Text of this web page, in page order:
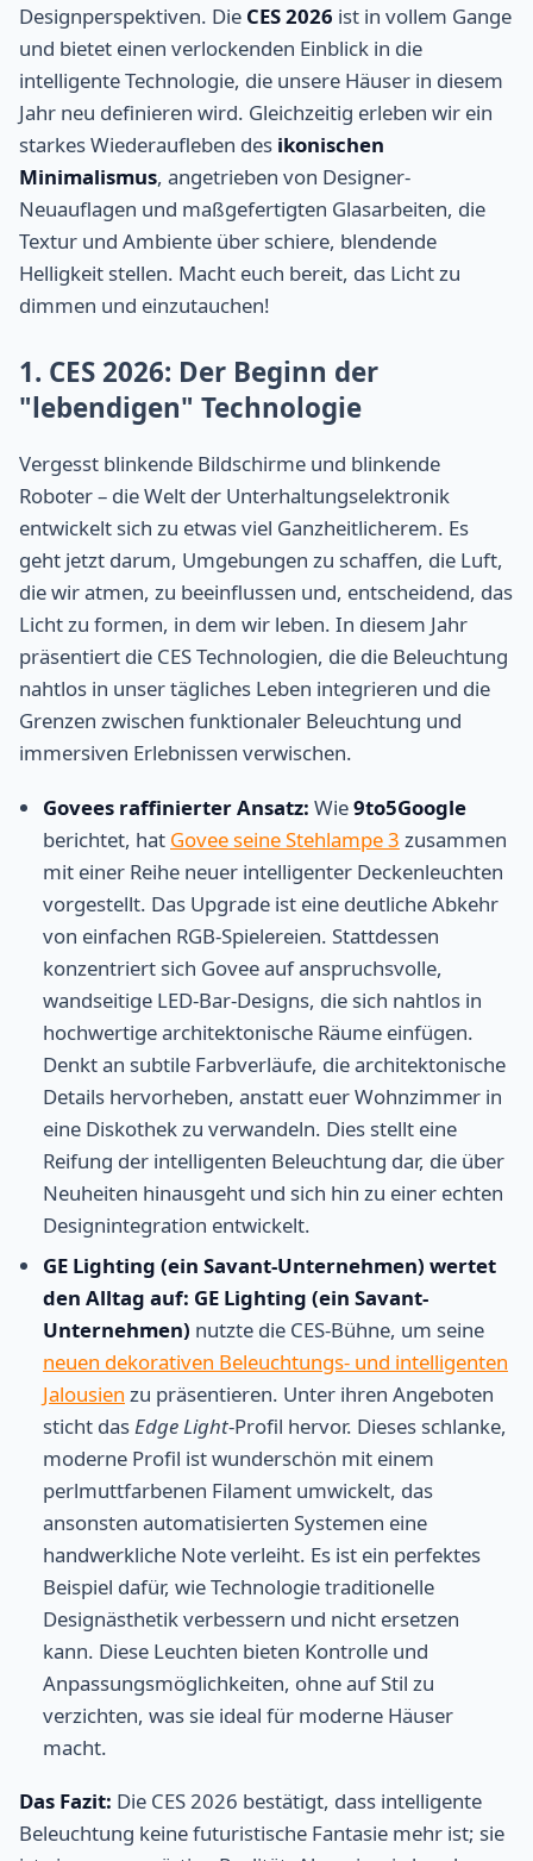
Designperspektiven. Die CES 2026 ist in vollem Gange
und bietet einen verlockenden Einblick in die
intelligente Technologie, die unsere Häuser in diesem
Jahr neu definieren wird. Gleichzeitig erleben wir ein
starkes Wiederaufleben des ikonischen
Minimalismus, angetrieben von Designer-
Neuauflagen und maßgefertigten Glasarbeiten, die
Textur und Ambiente über schiere, blendende
Helligkeit stellen. Macht euch bereit, das Licht zu
dimmen und einzutauchen!
1. CES 2026: Der Beginn der
"lebendigen" Technologie
Vergesst blinkende Bildschirme und blinkende
Roboter – die Welt der Unterhaltungselektronik
entwickelt sich zu etwas viel Ganzheitlicherem. Es
geht jetzt darum, Umgebungen zu schaffen, die Luft,
die wir atmen, zu beeinflussen und, entscheidend, das
Licht zu formen, in dem wir leben. In diesem Jahr
präsentiert die CES Technologien, die die Beleuchtung
nahtlos in unser tägliches Leben integrieren und die
Grenzen zwischen funktionaler Beleuchtung und
immersiven Erlebnissen verwischen.
Govees raffinierter Ansatz: Wie9to5Google
berichtet, hat Govee seine Stehlampe 3 zusammen
mit einer Reihe neuer intelligenter Deckenleuchten
vorgestellt. Das Upgrade ist eine deutliche Abkehr
von einfachen RGB-Spielereien. Stattdessen
konzentriert sich Govee auf anspruchsvolle,
wandseitige LED-Bar-Designs, die sich nahtlos in
hochwertige architektonische Räume einfügen.
Denkt an subtile Farbverläufe, die architektonische
Details hervorheben, anstatt euer Wohnzimmer in
eine Diskothek zu verwandeln. Dies stellt eine
Reifung der intelligenten Beleuchtung dar, die über
Neuheiten hinausgeht und sich hin zu einer echten
Designintegration entwickelt.
GE Lighting (ein Savant-Unternehmen) wertet
den Alltag auf: GE Lighting (ein Savant-
Unternehmen) nutzte die CES-Bühne, um seine
neuen dekorativen Beleuchtungs- und intelligenten
Jalousien zu präsentieren. Unter ihren Angeboten
sticht das Edge Light-Profil hervor. Dieses schlanke,
moderne Profil ist wunderschön mit einem
perlmuttfarbenen Filament umwickelt, das
ansonsten automatisierten Systemen eine
handwerkliche Note verleiht. Es ist ein perfektes
Beispiel dafür, wie Technologie traditionelle
Designästhetik verbessern und nicht ersetzen
kann. Diese Leuchten bieten Kontrolle und
Anpassungsmöglichkeiten, ohne auf Stil zu
verzichten, was sie ideal für moderne Häuser
macht.
Das Fazit: Die CES 2026 bestätigt, dass intelligente
Beleuchtung keine futuristische Fantasie mehr ist; sie